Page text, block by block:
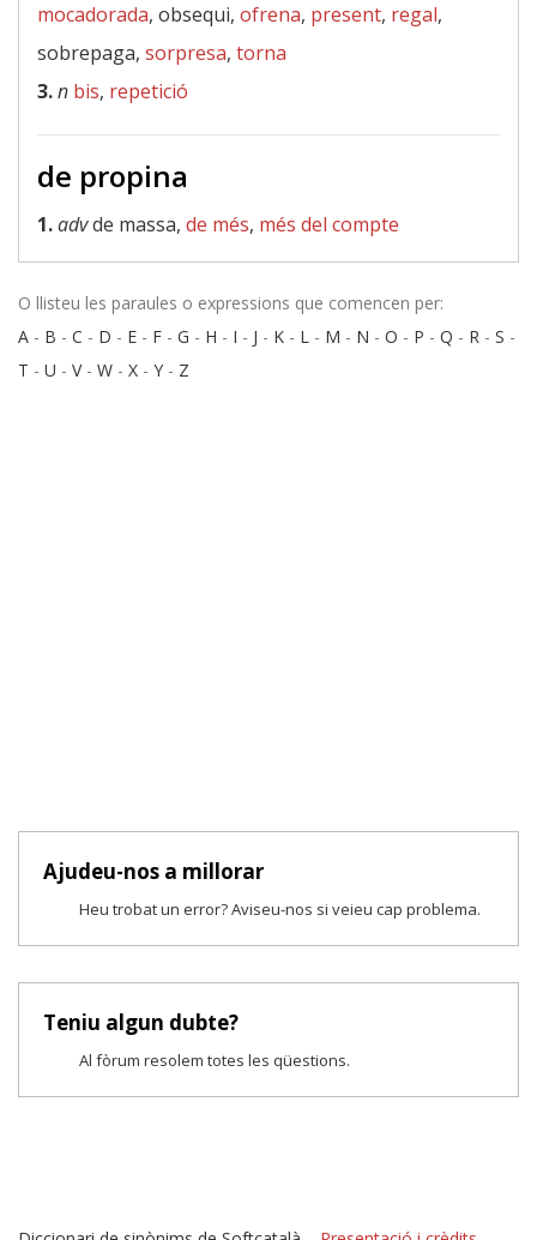
mocadorada, obsequi, ofrena, present, regal,
sobrepaga, sorpresa, torna
3.n bis, repetició
de propina
1.advde massa, de més, més del compte
O llisteu les paraules o expressions que comencen per:
A - B - C - D - E - F - G - H - I - J - K - L - M - N - O - P - Q - R - S -
T - U - V- W - X - Y - Z
Ajudeu-nos a millorar
Heu trobat un error? Aviseu-nos si veieu cap problema.
Teniu algun dubte?
Al fòrum resolem totes les qüestions.